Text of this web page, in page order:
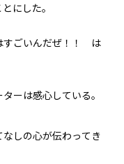
して誰も
Summer』
にした。
すごいんだぜ！！ は
ーは感心している。
しの心が伝わってき